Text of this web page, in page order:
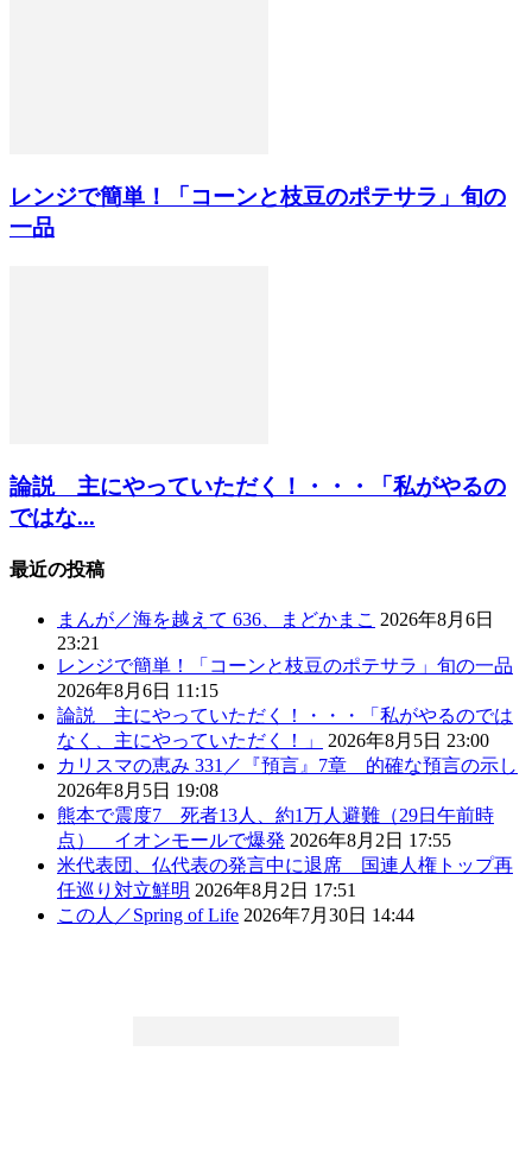
レンジで簡単！「コーンと枝豆のポテサラ」旬の
一品
論説 主にやっていただく！・・・「私がやるの
ではな...
最近の投稿
まんが／海を越えて 636、まどかまこ 2026年8月6日
23:21
レンジで簡単！「コーンと枝豆のポテサラ」旬の一品
2026年8月6日 11:15
論説 主にやっていただく！・・・「私がやるのでは
なく、主にやっていただく！」
2026年8月5日 23:00
カリスマの恵み 331／『預言』7章 的確な預言の示し
2026年8月5日 19:08
熊本で震度7 死者13人、約1万人避難（29日午前時
点） イオンモールで爆発 2026年8月2日 17:55
米代表団、仏代表の発言中に退席 国連人権トップ再
任巡り対立鮮明 2026年8月2日 17:51
この人／Spring of Life 2026年7月30日 14:44